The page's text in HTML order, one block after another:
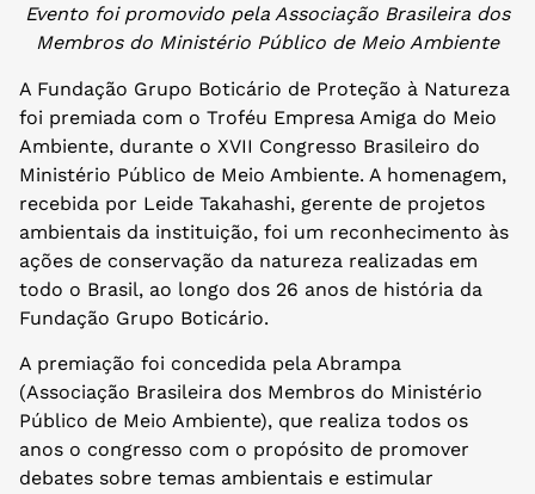
Evento foi promovido pela Associação Brasileira dos
Membros do Ministério Público de Meio Ambiente
A Fundação Grupo Boticário de Proteção à Natureza
foi premiada com o Troféu Empresa Amiga do Meio
Ambiente, durante o XVII Congresso Brasileiro do
Ministério Público de Meio Ambiente. A homenagem,
recebida por Leide Takahashi, gerente de projetos
ambientais da instituição, foi um reconhecimento às
ações de conservação da natureza realizadas em
todo o Brasil, ao longo dos 26 anos de história da
Fundação Grupo Boticário.
A premiação foi concedida pela Abrampa
(Associação Brasileira dos Membros do Ministério
Público de Meio Ambiente), que realiza todos os
anos o congresso com o propósito de promover
debates sobre temas ambientais e estimular